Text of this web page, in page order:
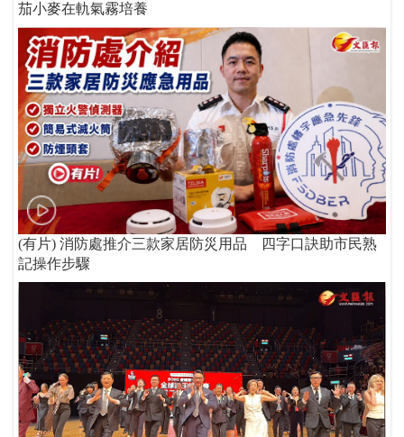
茄小麥在軌氣霧培養
(有片) 消防處推介三款家居防災用品 四字口訣助市民熟
記操作步驟